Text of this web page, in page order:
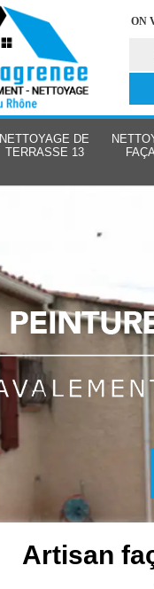
ON
NETTOYAGE DE
TERRASSE 13
Artisan